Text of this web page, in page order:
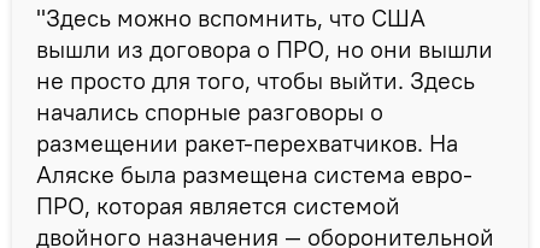
"Здесь можно вспомнить, что США
вышли из договора о ПРО, но они вышли
не просто для того, чтобы выйти. Здесь
начались спорные разговоры о
размещении ракет-перехватчиков. На
Аляске была размещена система евро-
ПРО, которая является системой
двойного назначения — оборонительной